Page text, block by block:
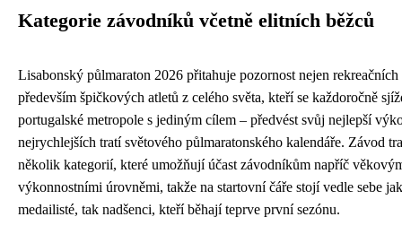
Kategorie závodníků včetně elitních běžců
Lisabonský půlmaraton 2026 přitahuje pozornost nejen rekreačních
především špičkových atletů z celého světa, kteří se každoročně
portugalské metropole s jediným cílem – předvést svůj nejlepší
nejrychlejších tratí světového půlmaratonského kalendáře. Závod
několik kategorií, které umožňují účast závodníkům napříč
výkonnostními úrovněmi, takže na startovní čáře stojí vedle sebe
medailisté, tak nadšenci, kteří běhají teprve první sezónu.